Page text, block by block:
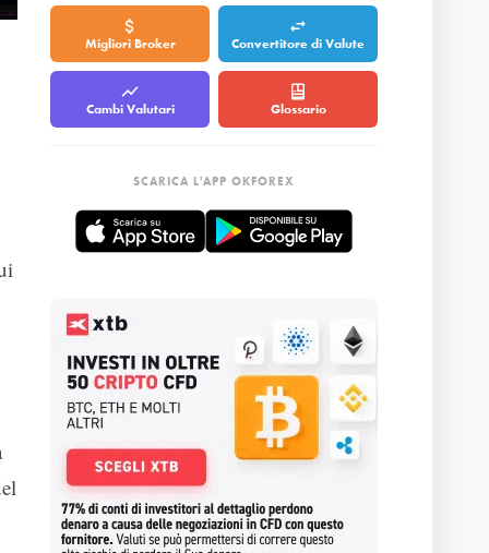
Migliori Broker Convertitore di Valute
Cambi Valutari Glossario
SCARICA L'APP OKFOREX